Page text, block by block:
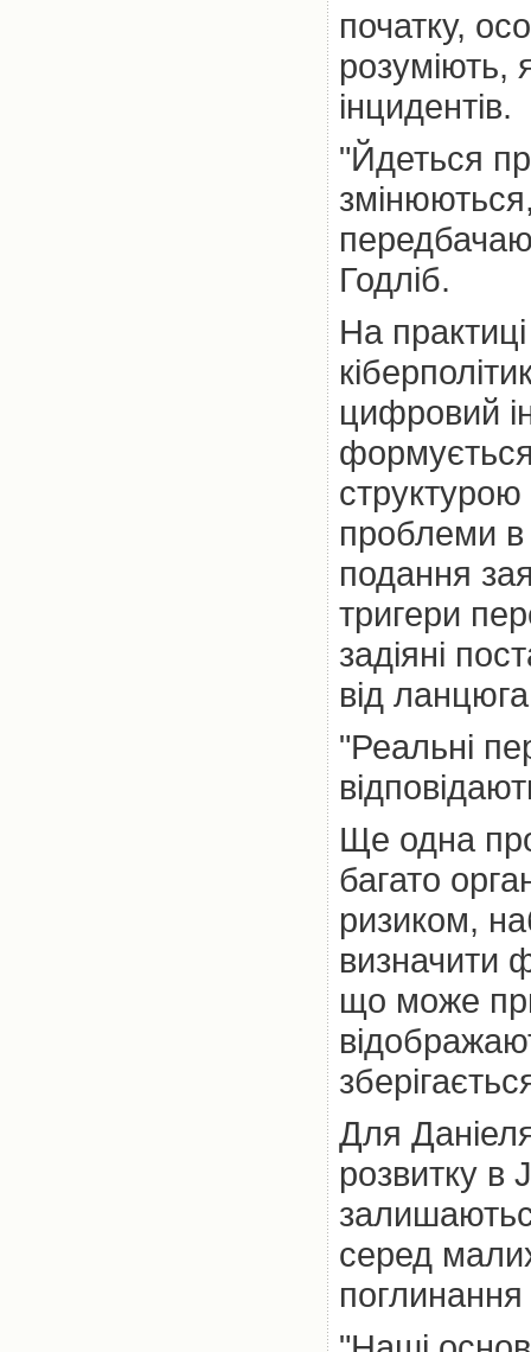
початку,
розуміють,
інцидентів.
"Йдеться
Годліб.
На
цифровий
структурою
проблеми в
подання
тригери
задіяні
від
"Реальні
Ще одна
багато
ризиком,
визначити
що може
Для
розвитку в
серед
поглинання